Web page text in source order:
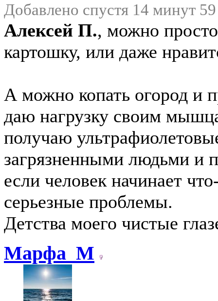
Добавлено спустя 14 минут
Алексей П., можно
картошку, или даже
А можно копать огород и
даю нагрузку своим
получаю
загрязненными людьми и
если человек начинает
серьезные проблемы.
Детства моего чистые
Марфа_М